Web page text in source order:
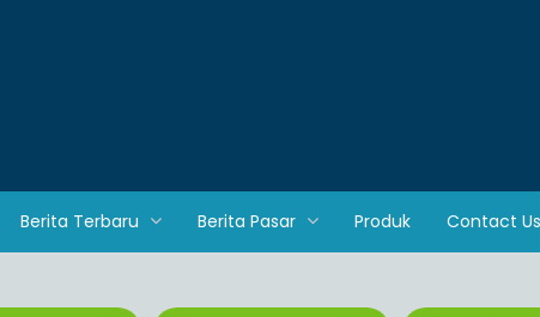
Berita Terbaru Berita Pasar Produk Contact Us